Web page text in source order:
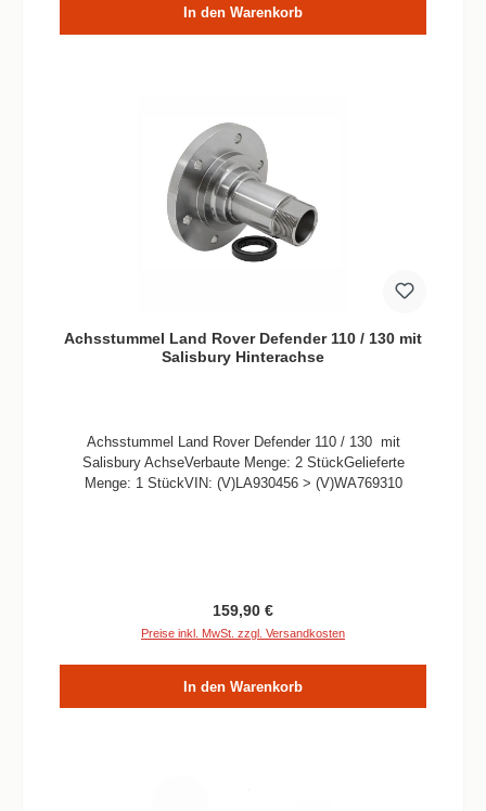
In den Warenkorb
Achsstummel Land Rover Defender 110 / 130 mit
Salisbury Hinterachse
Achsstummel Land Rover Defender 110 / 130 mit
Salisbury AchseVerbaute Menge: 2 StückGelieferte
Menge: 1 StückVIN: (V)LA930456 > (V)WA769310
Regulärer Preis:
159,90 €
Preise inkl. MwSt. zzgl. Versandkosten
In den Warenkorb